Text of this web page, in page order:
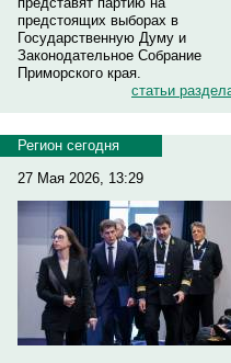
предстоящих выборах в
Государственную Думу и
Законодательное Собрание
Приморского края.
статьи
Регион сегодня
27 Мая 2026, 13:29